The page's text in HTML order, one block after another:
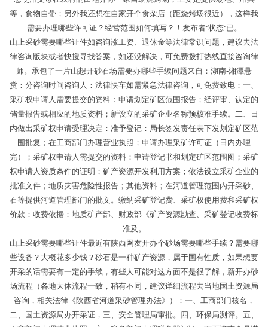
等，食物自带；另外我还想在自家开个食杂店（距烧烤场很近），这样我
需要办理哪些许可证？经营范围如何填写？！发布者:状态:已。
山上采砂需要哪些证件如咨询涨工资、退休金等法律常识问题，建议去法
律咨询版块或者快搜寻找答案，如还没解决，可免费拨打热线直接咨询律
师。承包了一片山想开砂石场需要办哪些手续问题来自：湖南-湘潭悬
赏：分咨询时间咨询人：法律快车如需紧急法律咨询，可免费致电：一、
采矿权申请人需要提交的资料：申请划定矿区范围报告；经评审、认定的
储量报告或相应的地质资料；新设立的采矿企业名称预核准手续。二、日
内做出采矿权申请受理决定：准予登记：局长签发责任表下发划定矿区范
围批复；在工商部门办理营业执照；申请办理采矿许可证（日内办理
完）；采矿权申请人需提交的资料：申请登记书和划定矿区范围图；采矿
权申请人资质条件的证明；矿产资源开发利用方案；依法设立采矿企业的
批准文件；地质灾害危险性报告；其他资料；在河道管理范围内开采砂、
石等提供河道管理部门的批文。缴纳采矿登记费、采矿权使用费和采矿权
价款：收费依据：地质矿产部、财政部《矿产资源勘查、采矿登记收费标
准及。
山上采砂需要哪些证件最近有陕西网友开办个砂场需要哪些手续？需要哪
些设备？大概花多少钱？砂石是一种矿产资源，属于国有性质，如果想要
开采的话需要有一定的手续，有些人可能对这方面不是很了解，新开办砂
场流程（各地大体流程一致，稍有不同，建议详细流程去当地国土资源局
咨询，相关法律《陕西省河道采砂管理办法》）：一、工商部门核名，
二、国土资源局办开采证，三、安全管理局审批。四、环保局测评。五、